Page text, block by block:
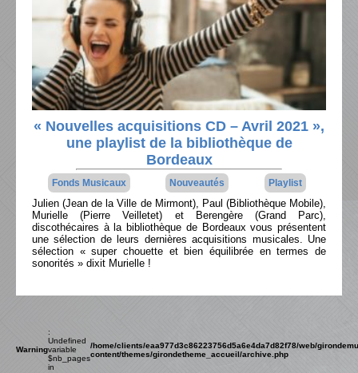
« Nouvelles acquisitions CD – Avril 2021 »,
une playlist de la bibliothèque de
Bordeaux
Fonds Musicaux Nouveautés Playlist
Julien (Jean de la Ville de Mirmont), Paul (Bibliothèque Mobile),
Murielle (Pierre Veilletet) et Berengère (Grand Parc),
discothécaires à la bibliothèque de Bordeaux vous présentent
une sélection de leurs dernières acquisitions musicales. Une
sélection « super chouette et bien équilibrée en termes de
sonorités » dixit Murielle !
Warning
:
Undefined
variable
$nb_pages
in
/home/clients/eaa977d3c86223756d5a6e4da7d82f78/web/
content/themes/girondetheme_accueil/archive.php